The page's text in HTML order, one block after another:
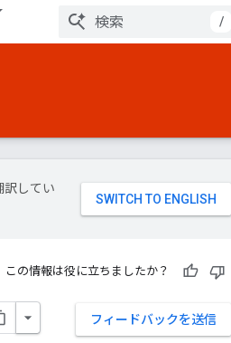
/
訳してい
この情報は役に立ちましたか？
フィードバックを送信